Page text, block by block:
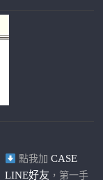
點我加 CASE
LINE好友 ，第一手